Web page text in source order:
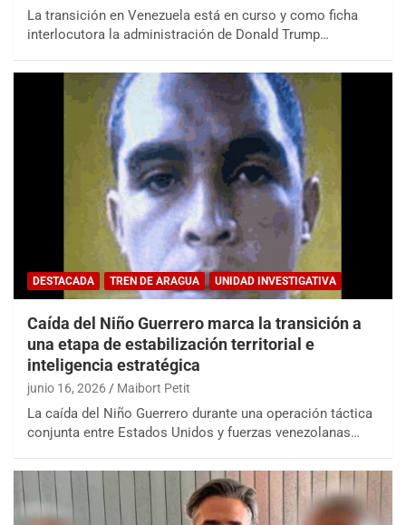
La transición en Venezuela está en curso y como ficha
interlocutora la administración de Donald Trump…
DESTACADA TREN DE ARAGUA UNIDAD INVESTIGATIVA
Caída del Niño Guerrero marca la transición a
una etapa de estabilización territorial e
inteligencia estratégica
junio 16, 2026 Maibort Petit
La caída del Niño Guerrero durante una operación táctica
conjunta entre Estados Unidos y fuerzas venezolanas…